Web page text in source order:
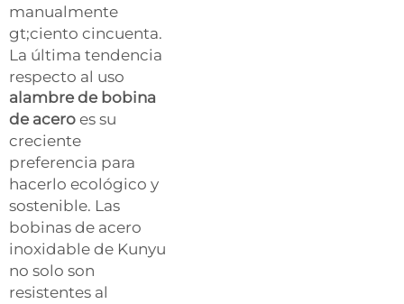
manualmente
gt;ciento cincuenta.
La última tendencia
respecto al uso
alambre de bobina
de acero es su
creciente
preferencia para
hacerlo ecológico y
sostenible. Las
bobinas de acero
inoxidable de Kunyu
no solo son
resistentes al